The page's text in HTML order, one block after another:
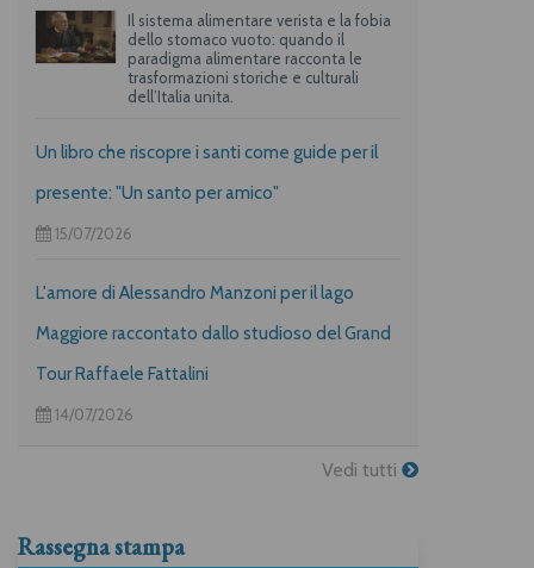
Il sistema alimentare verista e la fobia
dello stomaco vuoto: quando il
paradigma alimentare racconta le
trasformazioni storiche e culturali
dell’Italia unita.
Un libro che riscopre i santi come guide per il
presente: "Un santo per amico"
15/07/2026
L'amore di Alessandro Manzoni per il lago
Maggiore raccontato dallo studioso del Grand
Tour Raffaele Fattalini
14/07/2026
Vedi tutti
Rassegna stampa